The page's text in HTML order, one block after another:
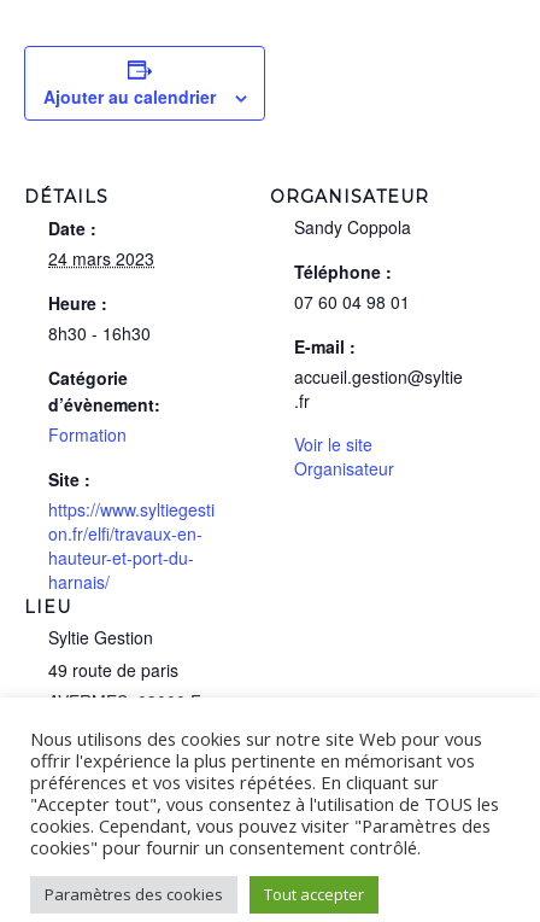
Ajouter au calendrier
DÉTAILS
Date :
24 mars 2023
Heure :
8h30 - 16h30
Catégorie
d’évènement:
Formation
Site :
https://www.syltiegesti
on.fr/elfi/travaux-en-
hauteur-et-port-du-
harnais/
LIEU
Syltie Gestion
49 route de paris
AVERMES 03000 France
Téléphone :
07 60 04 98 01
ORGANISATEUR
Sandy Coppola
Téléphone :
07 60 04 98 01
E-mail :
accueil.gestion@syltie
.fr
Voir le site
Organisateur
Travail en Hauteur et port du
harnais
Montage d’échafaudage de pied ou
roulant
Nous utilisons des cookies sur notre site Web pour vous
offrir l'expérience la plus pertinente en mémorisant vos
préférences et vos visites répétées. En cliquant sur
"Accepter tout", vous consentez à l'utilisation de TOUS les
cookies. Cependant, vous pouvez visiter "Paramètres des
cookies" pour fournir un consentement contrôlé.
Paramètres des cookies Tout accepter